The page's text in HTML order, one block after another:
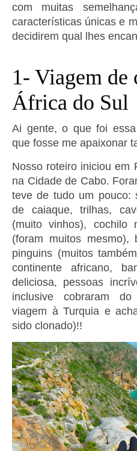
com muitas
características únicas e
decidirem qual lhes
1- Viagem de
África do Sul
Ai gente, o que foi
que fosse me apaixonar
Nosso roteiro iniciou em
na Cidade de Cabo.
teve de tudo um pouco:
de caiaque, trilhas,
(muito vinhos), cochilo
(foram muitos mesmo),
pinguins (muitos
continente africano,
deliciosa, pessoas
inclusive cobraram
viagem à Turquia e
sido clonado)!!